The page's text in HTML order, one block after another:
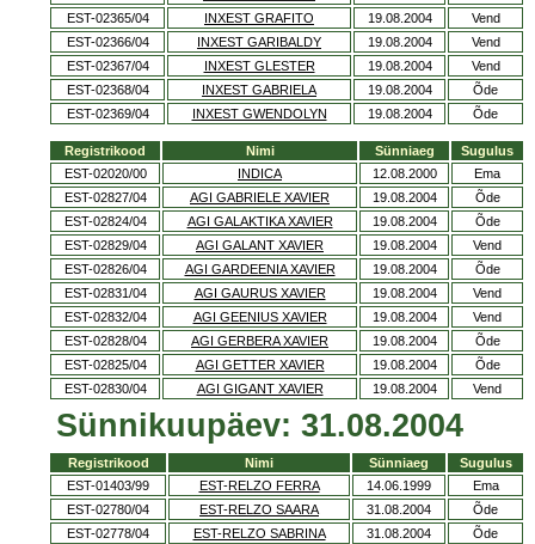
EST-02365/04
INXEST GRAFITO 19.08.2004
Vend
EST-02366/04
INXEST GARIBALDY 19.08.2004
Vend
EST-02367/04
INXEST GLESTER 19.08.2004
Vend
EST-02368/04
INXEST GABRIELA 19.08.2004
Õde
EST-02369/04
INXEST GWENDOLYN 19.08.2004 Õde
Registrikood Nimi Sünniaeg
Sugulus
EST-02020/00
INDICA 12.08.2000
Ema
EST-02827/04
AGI GABRIELE XAVIER 19.08.2004
Õde
EST-02824/04
AGI GALAKTIKA XAVIER 19.08.2004
Õde
EST-02829/04
AGI GALANT XAVIER 19.08.2004
Vend
EST-02826/04
AGI GARDEENIA XAVIER 19.08.2004
Õde
EST-02831/04
AGI GAURUS XAVIER 19.08.2004
Vend
EST-02832/04
AGI GEENIUS XAVIER 19.08.2004
Vend
EST-02828/04
AGI GERBERA XAVIER 19.08.2004
Õde
EST-02825/04
AGI GETTER XAVIER 19.08.2004
Õde
EST-02830/04
AGI GIGANT XAVIER 19.08.2004 Vend
Sünnikuupäev: 31.08.2004
Registrikood Nimi Sünniaeg
Sugulus
EST-01403/99
EST-RELZO FERRA 14.06.1999
Ema
EST-02780/04
EST-RELZO SAARA 31.08.2004
Õde
EST-02778/04
EST-RELZO SABRINA 31.08.2004
Õde